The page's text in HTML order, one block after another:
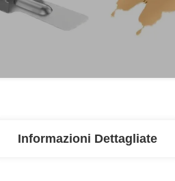
Informazioni Dettagliate